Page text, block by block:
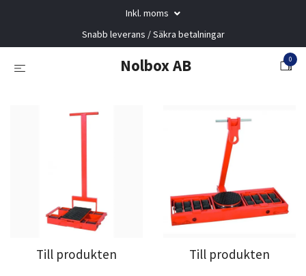
Inkl. moms
Snabb leverans / Säkra betalningar
Nolbox AB 0
Till produkten Till produkten